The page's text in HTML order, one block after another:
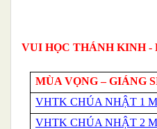
VUI HỌC THÁNH KINH -
MÙA VỌNG –GIÁNG
VHTK CHÚA NHẬT 1
VHTK CHÚA NHẬT 2